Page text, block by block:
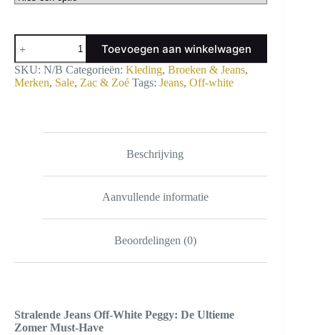
Jeans
off-
white
Peggy
aantal
Toevoegen aan winkelwagen
SKU: N/B Categorieën: Kleding, Broeken & Jeans,
Merken, Sale, Zac & Zoé Tags: Jeans, Off-white
Beschrijving
Aanvullende informatie
Beoordelingen (0)
Stralende Jeans Off-White Peggy: De Ultieme
Zomer Must-Have